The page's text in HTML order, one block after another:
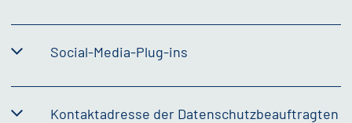
Social-Media-Plug-ins
Kontaktadresse der Datenschutzbeauftragten